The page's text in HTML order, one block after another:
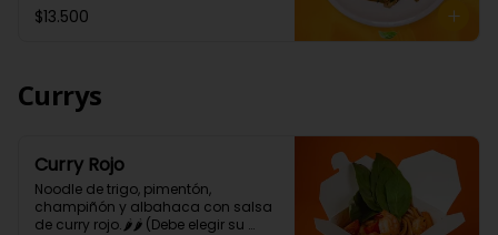
$13.500
Currys
Curry Rojo
Noodle de trigo, pimentón,
champiñón y albahaca con salsa
de curry rojo.🌶🌶 (Debe elegir su